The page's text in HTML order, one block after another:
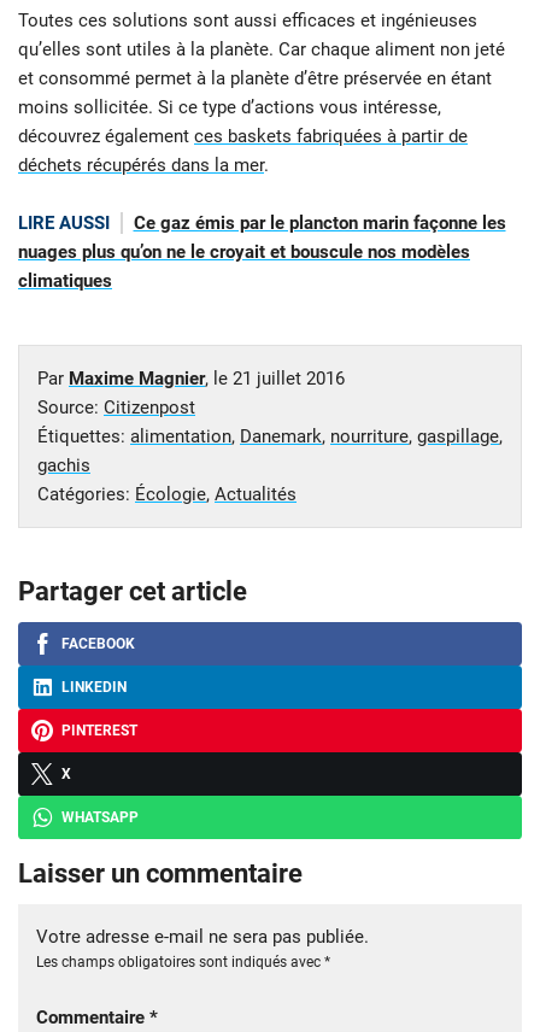
Toutes ces solutions sont aussi efficaces et ingénieuses
qu’elles sont utiles à la planète. Car chaque aliment non jeté
et consommé permet à la planète d’être préservée en étant
moins sollicitée. Si ce type d’actions vous intéresse,
découvrez également ces baskets fabriquées à partir de
déchets récupérés dans la mer.
LIRE AUSSI
Ce gaz émis par le plancton marin façonne les
nuages plus qu’on ne le croyait et bouscule nos modèles
climatiques
Par Maxime Magnier, le 21 juillet 2016
Source: Citizenpost
Étiquettes: alimentation, Danemark, nourriture, gaspillage,
gachis
Catégories: Écologie, Actualités
Partager cet article
FACEBOOK
LINKEDIN
PINTEREST
X
WHATSAPP
Laisser un commentaire
Votre adresse e-mail ne sera pas publiée.
Les champs obligatoires sont indiqués avec *
Commentaire *